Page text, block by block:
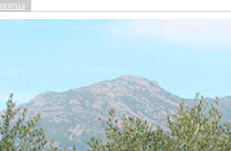
d'Agricultura
i malalties
als químics